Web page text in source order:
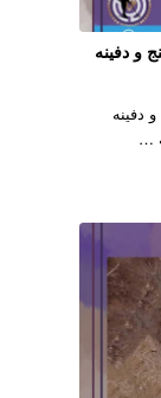
و دفینه
دفینه